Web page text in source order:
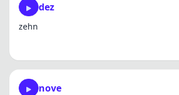
dez
zehn
nove